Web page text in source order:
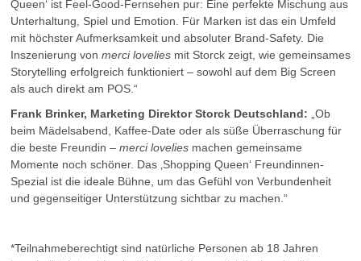
Queen‘ ist Feel-Good-Fernsehen pur: Eine perfekte Mischung aus
Unterhaltung, Spiel und Emotion. Für Marken ist das ein Umfeld
mit höchster Aufmerksamkeit und absoluter Brand-Safety. Die
Inszenierung von merci lovelies mit Storck zeigt, wie gemeinsames
Storytelling erfolgreich funktioniert – sowohl auf dem Big Screen
als auch direkt am POS.“
Frank Brinker, Marketing Direktor Storck Deutschland: „Ob
beim Mädelsabend, Kaffee-Date oder als süße Überraschung für
die beste Freundin – merci lovelies machen gemeinsame
Momente noch schöner. Das ‚Shopping Queen‘ Freundinnen-
Spezial ist die ideale Bühne, um das Gefühl von Verbundenheit
und gegenseitiger Unterstützung sichtbar zu machen.“
*Teilnahmeberechtigt sind natürliche Personen ab 18 Jahren